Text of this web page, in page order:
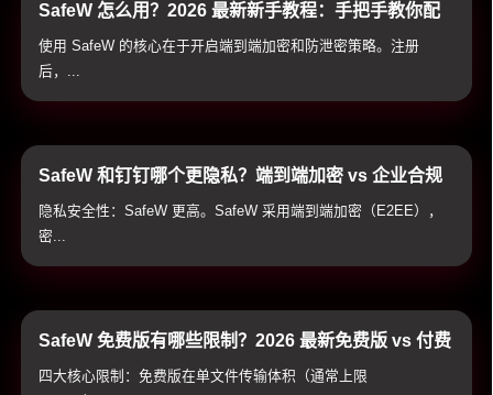
SafeW 怎么用？2026 最新新手教程：手把手教你配
置加密通讯与防泄密防护
使用 SafeW 的核心在于开启端到端加密和防泄密策略。注册
后，...
SafeW 和钉钉哪个更隐私？端到端加密 vs 企业合规
通讯隐私全方位横评
隐私安全性：SafeW 更高。SafeW 采用端到端加密（E2EE），
密...
SafeW 免费版有哪些限制？2026 最新免费版 vs 付费
高级版全方位对比与避坑指南
四大核心限制：免费版在单文件传输体积（通常上限